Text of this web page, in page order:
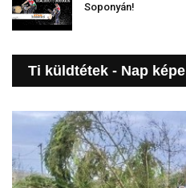
Soponyán!
Ti küldtétek - Nap képe